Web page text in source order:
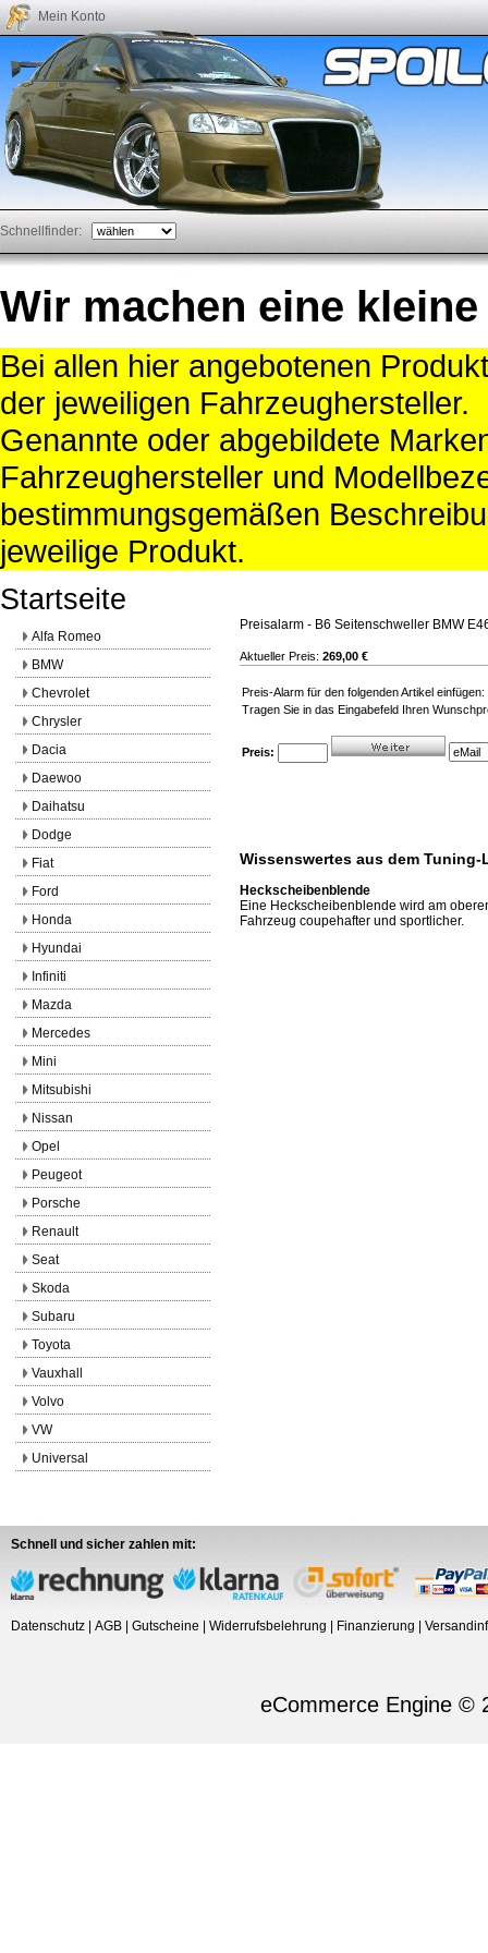
Mein Konto
Schnellfinder:
Wir machen eine kleine
Bei allen hier angebotenen
der jeweiligen Fahrzeughersteller.
Genannte oder abgebildete
Fahrzeughersteller und
bestimmungsgemäßen
jeweilige Produkt.
Startseite
Preisalarm - B6 Seitenschweller BMW
Aktueller Preis: 269,00 €
Preis-Alarm für den folgenden Artikel
Tragen Sie in das Eingabefeld Ihren
Preis:
Wissenswertes aus dem
Heckscheibenblende
Eine Heckscheibenblende wird am
Fahrzeug coupehafter und sportlicher.
Alfa Romeo
BMW
Chevrolet
Chrysler
Dacia
Daewoo
Daihatsu
Dodge
Fiat
Ford
Honda
Hyundai
Infiniti
Mazda
Mercedes
Mini
Mitsubishi
Nissan
Opel
Peugeot
Porsche
Renault
Seat
Skoda
Subaru
Toyota
Vauxhall
Volvo
VW
Universal
Schnell und sicher zahlen mit:
Datenschutz | AGB | Gutscheine | Widerrufsbelehrung | Finanzierung |
eCommerce Engine ©